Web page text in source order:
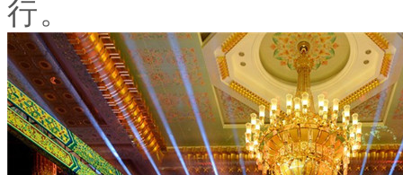
行。